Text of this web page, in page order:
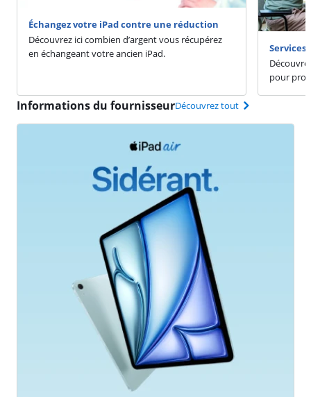
Échangez votre iPad contre une réduction
Découvrez ici combien d’argent vous récupérez
en échangeant votre ancien iPad.
Services
pour
Informations du fournisseurDécouvrez tout